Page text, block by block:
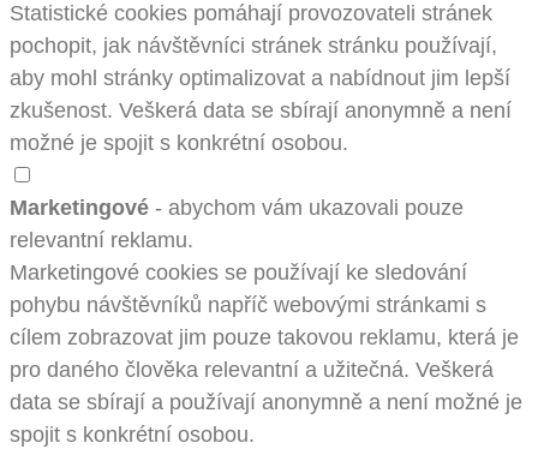
Statistické cookies pomáhají provozovateli stránek
pochopit, jak návštěvníci stránek stránku používají,
aby mohl stránky optimalizovat a nabídnout jim lepší
zkušenost. Veškerá data se sbírají anonymně a není
možné je spojit s konkrétní osobou.
Marketingové - abychom vám ukazovali pouze
relevantní reklamu.
Marketingové cookies se používají ke sledování
pohybu návštěvníků napříč webovými stránkami s
cílem zobrazovat jim pouze takovou reklamu, která je
pro daného člověka relevantní a užitečná. Veškerá
data se sbírají a používají anonymně a není možné je
spojit s konkrétní osobou.